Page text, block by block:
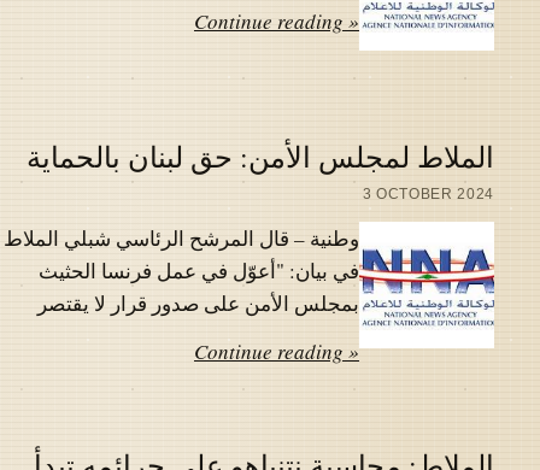
Continue reading »
الملاط لمجلس الأمن: حق لبنان بالحماية
3 OCTOBER 2024
وطنية – قال المرشح الرئاسي شبلي الملاط
في بيان: "أعوّل في عمل فرنسا الحثيث
بمجلس الأمن على صدور قرار لا يقتصر
Continue reading »